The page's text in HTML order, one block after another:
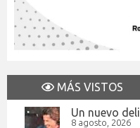
MÁS VISTOS
Un nuevo
8 agosto, 2026